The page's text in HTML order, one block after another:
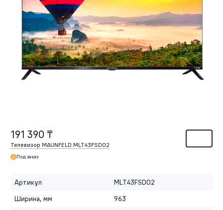
191 390 ₸
Телевизор MAUNFELD MLT43FSD02
Под заказ
Артикул
MLT43FSD02
Ширина, мм
963